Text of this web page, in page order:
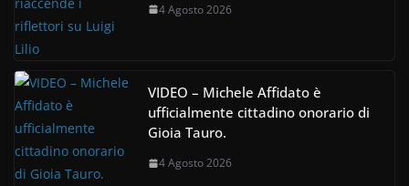
4 Agosto 2026
VIDEO – Michele Affidato è
ufficialmente cittadino onorario di
Gioia Tauro.
4 Agosto 2026